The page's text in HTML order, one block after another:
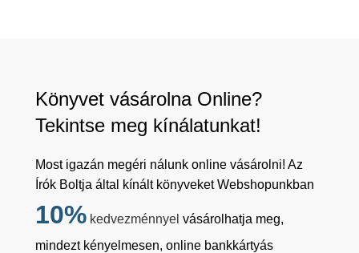
Könyvet vásárolna Online?
Tekintse meg kínálatunkat!
Most igazán megéri nálunk online vásárolni! Az
Írók Boltja által kínált könyveket Webshopunkban
10% kedvezménnyel vásárolhatja meg,
mindezt kényelmesen, online bankkártyás